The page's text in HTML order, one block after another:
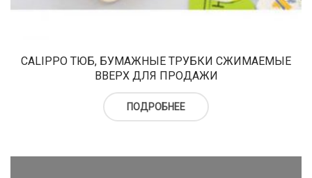
CALIPPO ТЮБ, БУМАЖНЫЕ ТРУБКИ СЖИМАЕМЫЕ
ВВЕРХ ДЛЯ ПРОДАЖИ
ПОДРОБНЕЕ